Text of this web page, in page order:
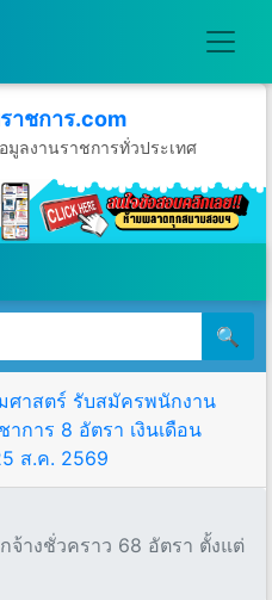
าชการ.com
มูลงานราชการทั่วประเทศ
สิงหาคม พ.ศ.2569
🔍
ศาสตร์ รับสมัครพนักงาน
การ 8 อัตรา เงินเดือน
ส.ค. 2569
างชั่วคราว 68 อัตรา ตั้งแต่